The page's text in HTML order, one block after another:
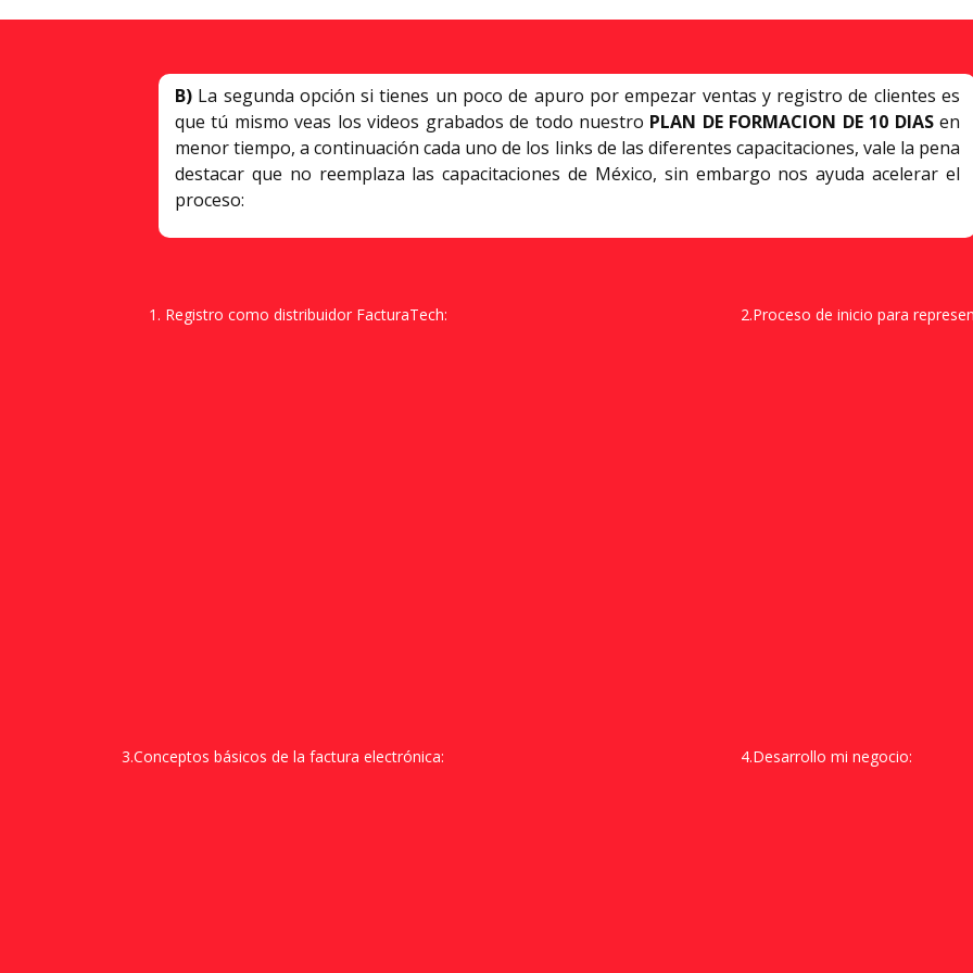
B) La segunda opción si tienes un poco de apuro por empezar ventas y registro de clientes es
que tú mismo veas los videos grabados de todo nuestro PLAN DE FORMACION DE 10 DIASen
menor tiempo, a continuación cada uno de los links de las diferentes capacitaciones, vale la pena
destacar que no reemplaza las capacitaciones de México, sin embargo nos ayuda acelerar el
proceso:
Registro como distribuidor FacturaTech: 2.Proceso de inicio para
3.Conceptos básicos de la factura electrónica: 4.Desarrollo mi negocio: